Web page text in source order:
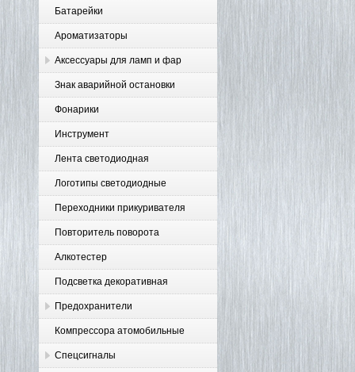
Батарейки
Ароматизаторы
Аксессуары для ламп и фар
Знак аварийной остановки
Фонарики
Инструмент
Лента светодиодная
Логотипы светодиодные
Переходники прикуривателя
Повторитель поворота
Алкотестер
Подсветка декоративная
Предохранители
Компрессора атомобильные
Спецсигналы